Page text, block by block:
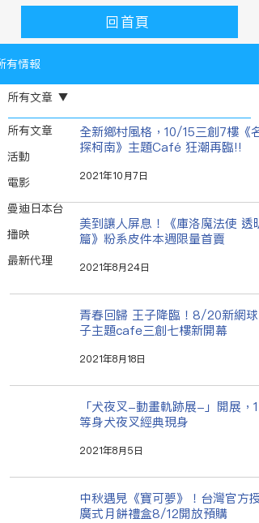
回首頁
有情報
所有文章
活動
電影
曼迪日本台
播映
最新代理
所有文章
全新鄉村風格，10/15三創7樓《名
探柯南》主題Café 狂潮再臨!!
2021年10月7日
美到讓人屏息！《庫洛魔法使 透
篇》粉系皮件本週限量首賣
2021年8月24日
青春回歸 王子降臨！8/20新網球
子主題cafe三創七樓新開幕
2021年8月18日
「犬夜叉-動畫軌跡展-」開展，1
等身犬夜叉經典現身
2021年8月5日
中秋遇見《寶可夢》！台灣官方授
廣式月餅禮盒8/12開放預購